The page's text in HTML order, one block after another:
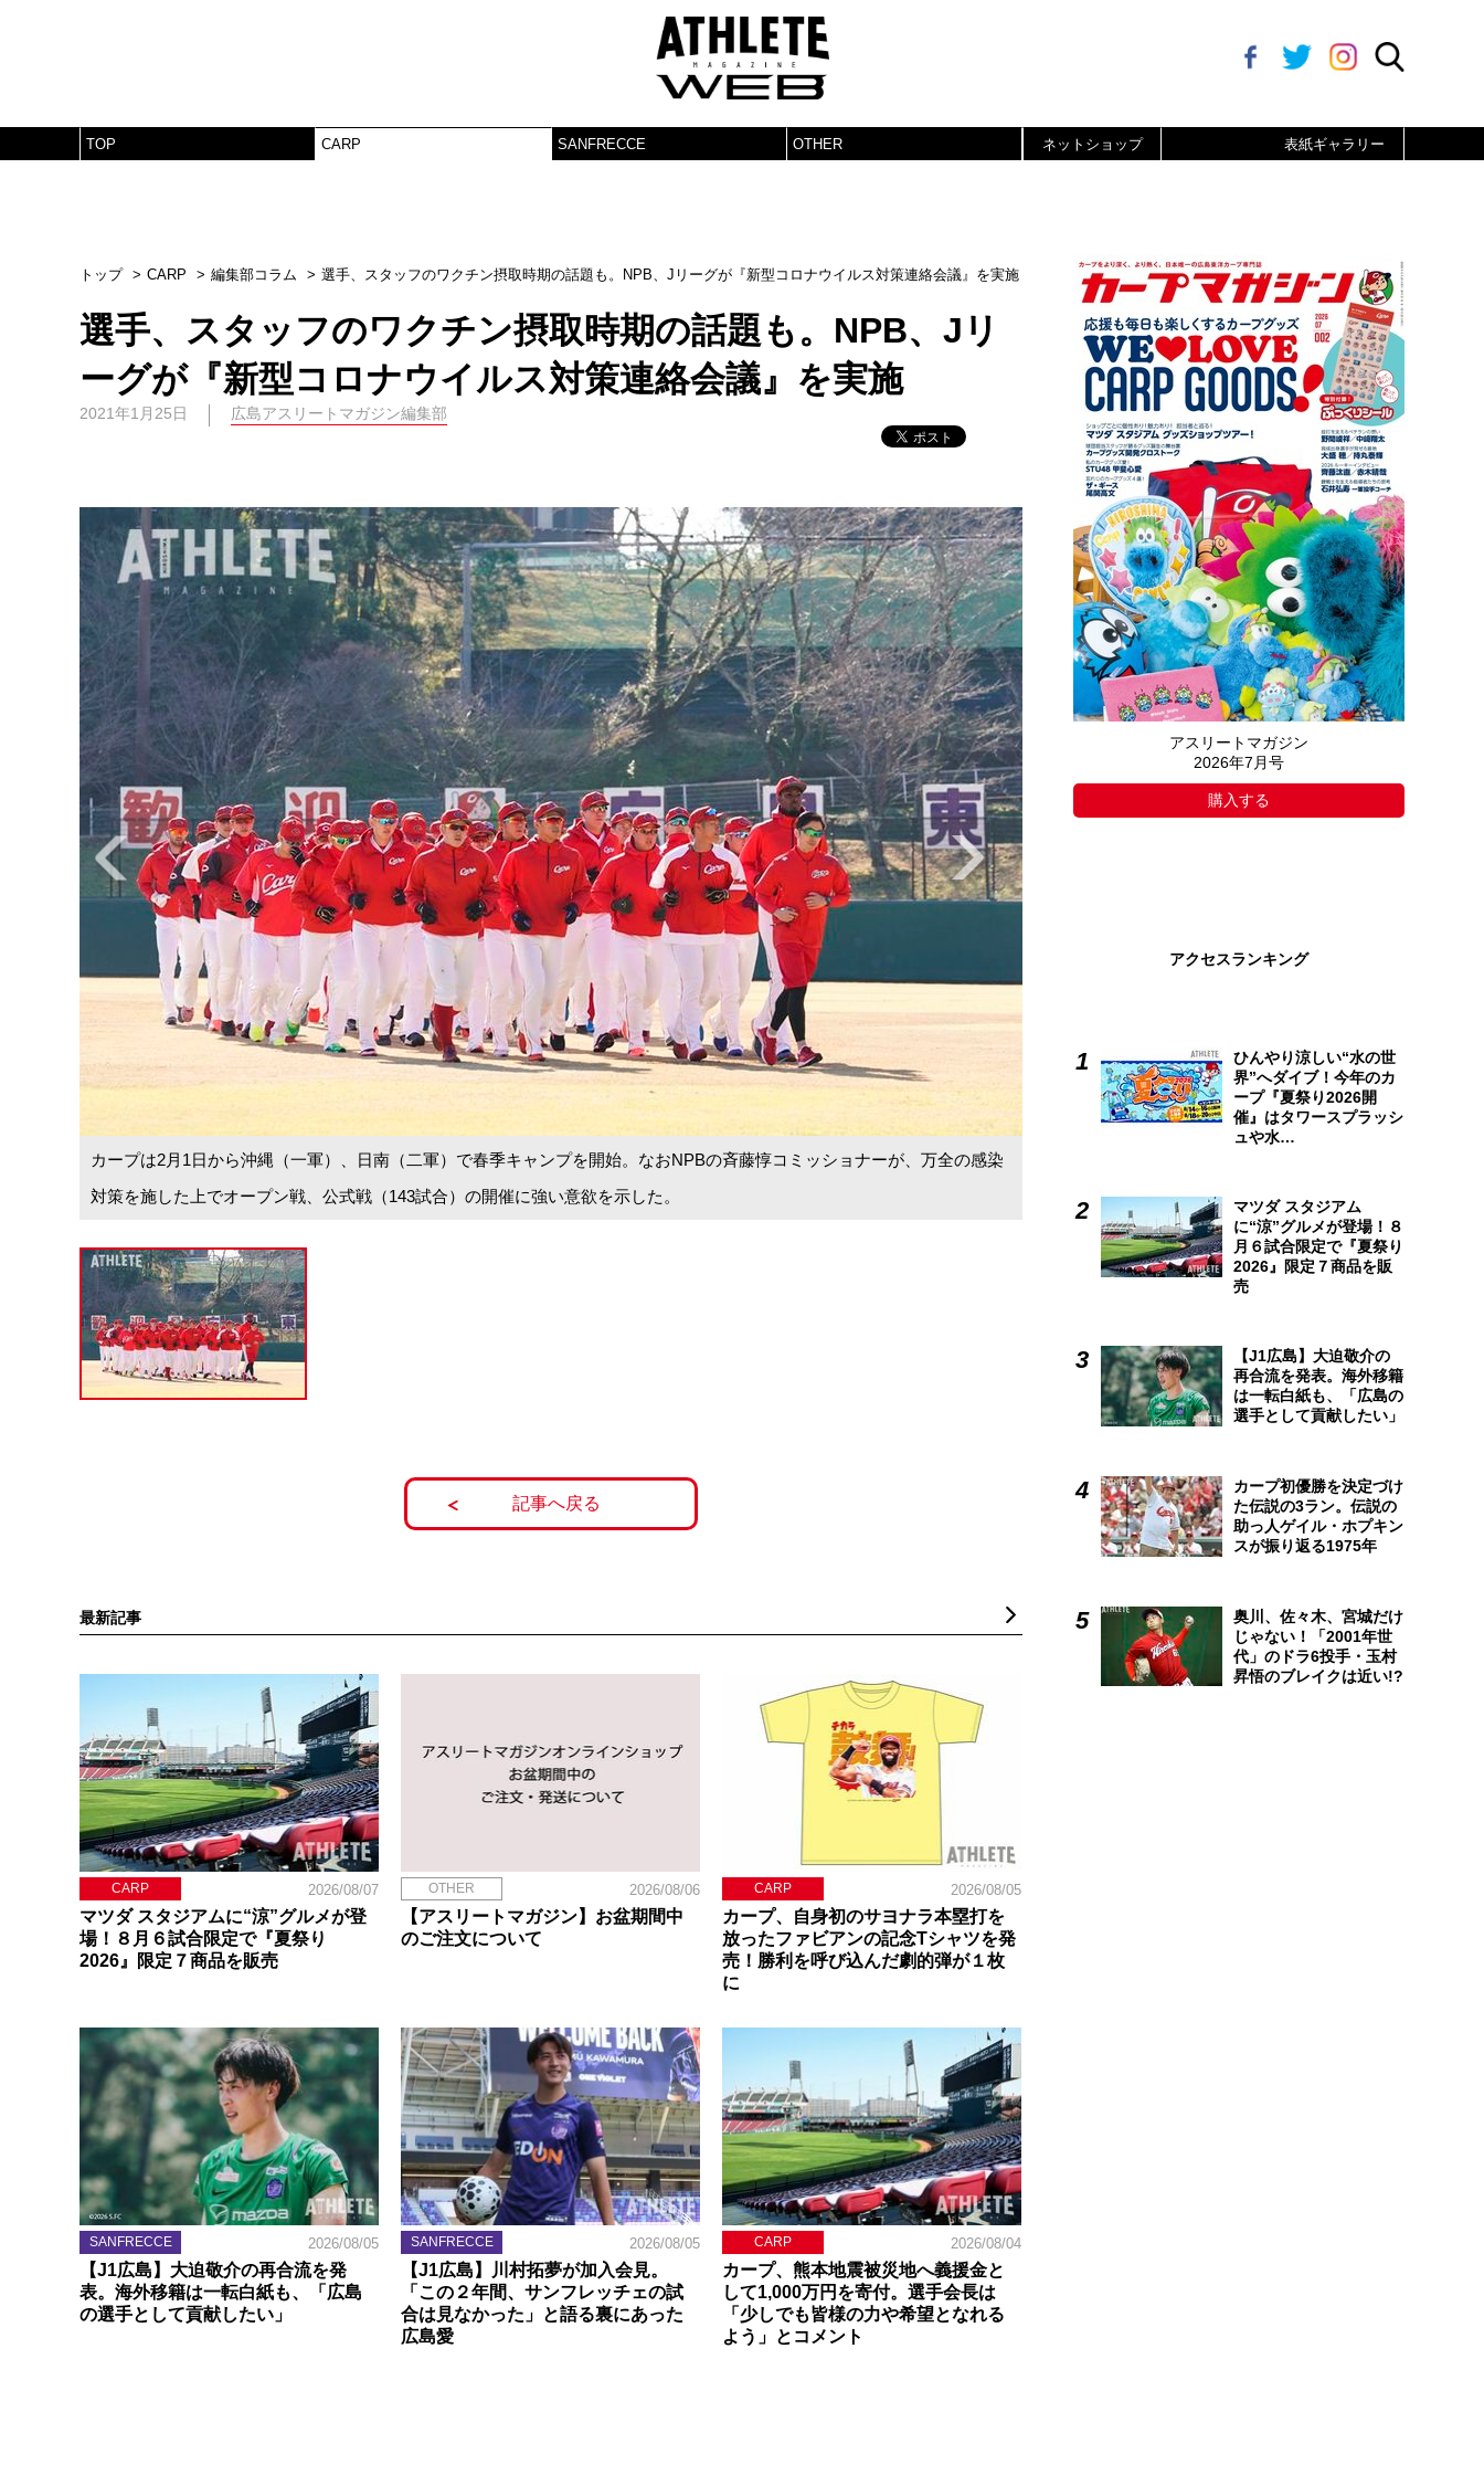
TOP CARP SANFRECCE OTHER ネットショップ 表紙ギャラリー
トップ CARP 編集部コラム 選手、スタッフのワクチン摂取時期の話題も。NPB、Jリーグが『新型コロナウイルス対策連絡会議』を実施
選手、スタッフのワクチン摂取時期の話題も。NPB、Jリ
ーグが『新型コロナウイルス対策連絡会議』を実施
2021年1月25日 広島アスリートマガジン編集部
カープは2月1日から沖縄（一軍）、日南（二軍）で春季キャンプを開始。なおNPBの斉藤惇コミッショナーが、万全の感染
対策を施した上でオープン戦、公式戦（143試合）の開催に強い意欲を示した。
記事へ戻る
最新記事
CARP 2026/08/07
マツダ スタジアムに“涼”グルメが登
場！８月６試合限定で『夏祭り
2026』限定７商品を販売
OTHER 2026/08/06
【アスリートマガジン】お盆期間中
のご注文について
CARP 2026/08/05
カープ、自身初のサヨナラ本塁打を
放ったファビアンの記念Tシャツを発
売！勝利を呼び込んだ劇的弾が１枚
に
SANFRECCE 2026/08/05
【J1広島】大迫敬介の再合流を発
表。海外移籍は一転白紙も、「広島
の選手として貢献したい」
SANFRECCE 2026/08/05
【J1広島】川村拓夢が加入会見。
「この２年間、サンフレッチェの試
合は見なかった」と語る裏にあった
広島愛
CARP 2026/08/04
カープ、熊本地震被災地へ義援金と
して1,000万円を寄付。選手会長は
「少しでも皆様の力や希望となれる
よう」とコメント
アスリートマガジン
2026年7月号
購入する
アクセスランキング
ひんやり涼しい“水の世
界”へダイブ！今年のカ
ープ『夏祭り2026開
催』はタワースプラッシ
ュや水…
マツダ スタジアム
に“涼”グルメが登場！８
月６試合限定で『夏祭り
2026』限定７商品を販
売
【J1広島】大迫敬介の
再合流を発表。海外移籍
は一転白紙も、「広島の
選手として貢献したい」
カープ初優勝を決定づけ
た伝説の3ラン。伝説の
助っ人ゲイル・ホプキン
スが振り返る1975年
奥川、佐々木、宮城だけ
じゃない！「2001年世
代」のドラ6投手・玉村
昇悟のブレイクは近い!?